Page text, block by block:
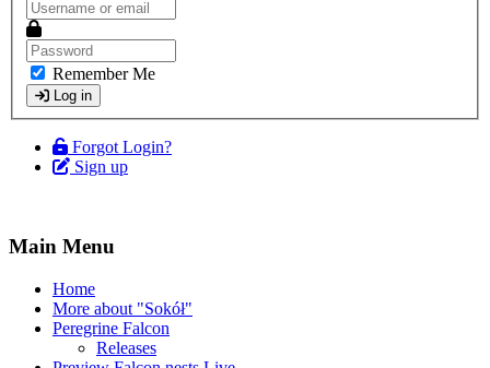
Remember Me
Log in
Forgot Login?
Sign up
Main Menu
Home
More about "Sokół"
Peregrine Falcon
Releases